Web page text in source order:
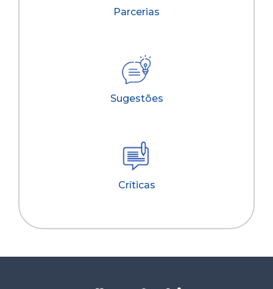
Parcerias
Sugestões
Críticas